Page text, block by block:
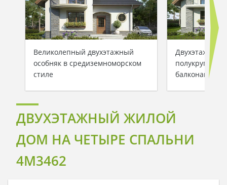
Великолепный двухэтажный
особняк в средиземноморском
стиле
Двухэтажный
балконами
ДВУХЭТАЖНЫЙ ЖИЛОЙ
ДОМ НА ЧЕТЫРЕ СПАЛЬНИ
4M3462